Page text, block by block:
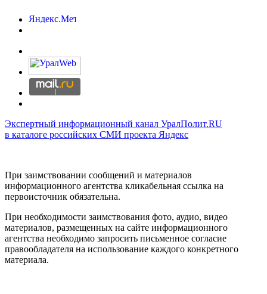
Экспертный информационный канал УралПолит.RU
в каталоге российских СМИ проекта Яндекс
При заимствовании сообщений и материалов
информационного агентства кликабельная ссылка на
первоисточник обязательна.
При необходимости заимствования фото, аудио, видео
материалов, размещенных на сайте информационного
агентства необходимо запросить письменное согласие
правообладателя на использование каждого конкретного
материала.